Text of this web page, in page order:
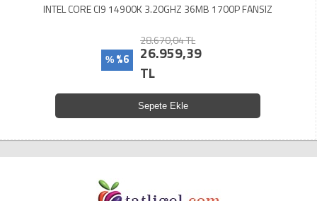
INTEL CORE CI9 14900K 3.20GHZ 36MB 1700P FANSIZ
% %6
28.670,04 TL
26.959,39
TL
Sepete Ekle